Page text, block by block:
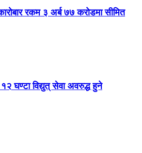
रकम ३ अर्ब ७७ करोडमा सीमित
घण्टा विद्युत् सेवा अवरुद्ध हुने